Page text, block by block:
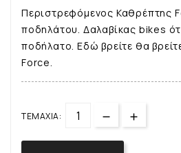
Περιστρεφόμενος Καθρέπτης
ποδηλάτου. Δαλαβίκας bikes
ποδήλατο. Εδώ βρείτε θα
Force.
ΤΕΜΆΧΙΑ: